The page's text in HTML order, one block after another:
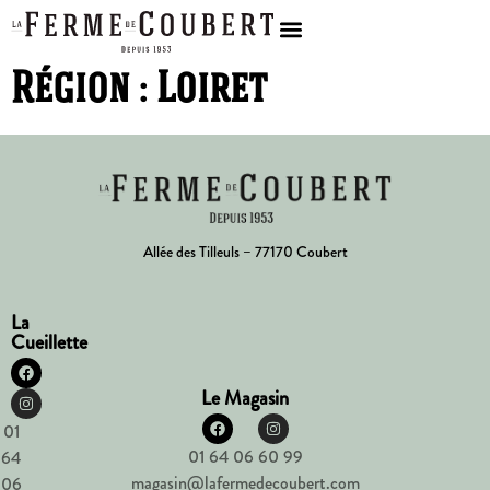
Région : Loiret
Allée des Tilleuls – 77170 Coubert
La
Cueillette
01
64
06
Le Magasin
01 64 06 60 99
magasin@lafermedecoubert.com